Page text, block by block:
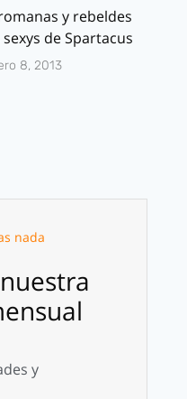
y rebeldes
sexys de Spartacus
8, 2013
nada
y